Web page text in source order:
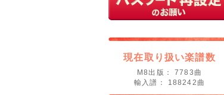
現在取り扱い楽譜数
M8出版： 7783曲
輸入譜： 188242曲